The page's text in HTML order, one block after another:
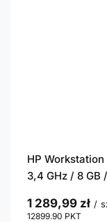
HP
3,4 GHz / 8 GB
1 289,99 zł /
12899.90 PKT